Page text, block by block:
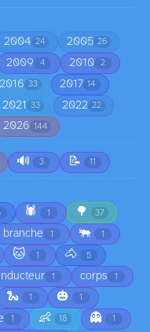
2004 24 2005 26
2009 4 2010 2
2016 33 2017 14
2021 33 2022 22
2026 144
🔊 3 📝 11
🕷️ 1 🌳 37
branche 1 🐃 1
🐱 1 🐴 5
1 corps 1
🐍 1 🎃 1
1 👶 18 👻 1